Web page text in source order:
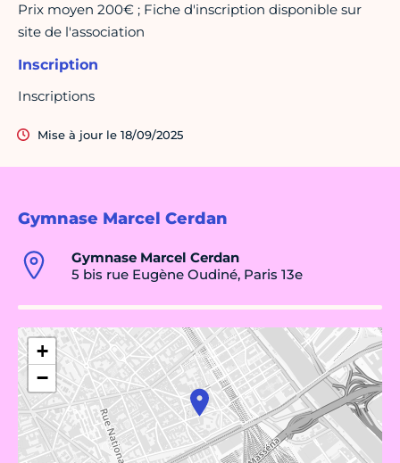
Gymnase Marcel Cerdan
Gymnase Marcel Cerdan
5 bis rue Eugène Oudiné, Paris 13e
+
−
Prix moyen 200€ ; Fiche d'inscription disponible sur
site de l'association
Inscription
Inscriptions
Mise à jour le 18/09/2025